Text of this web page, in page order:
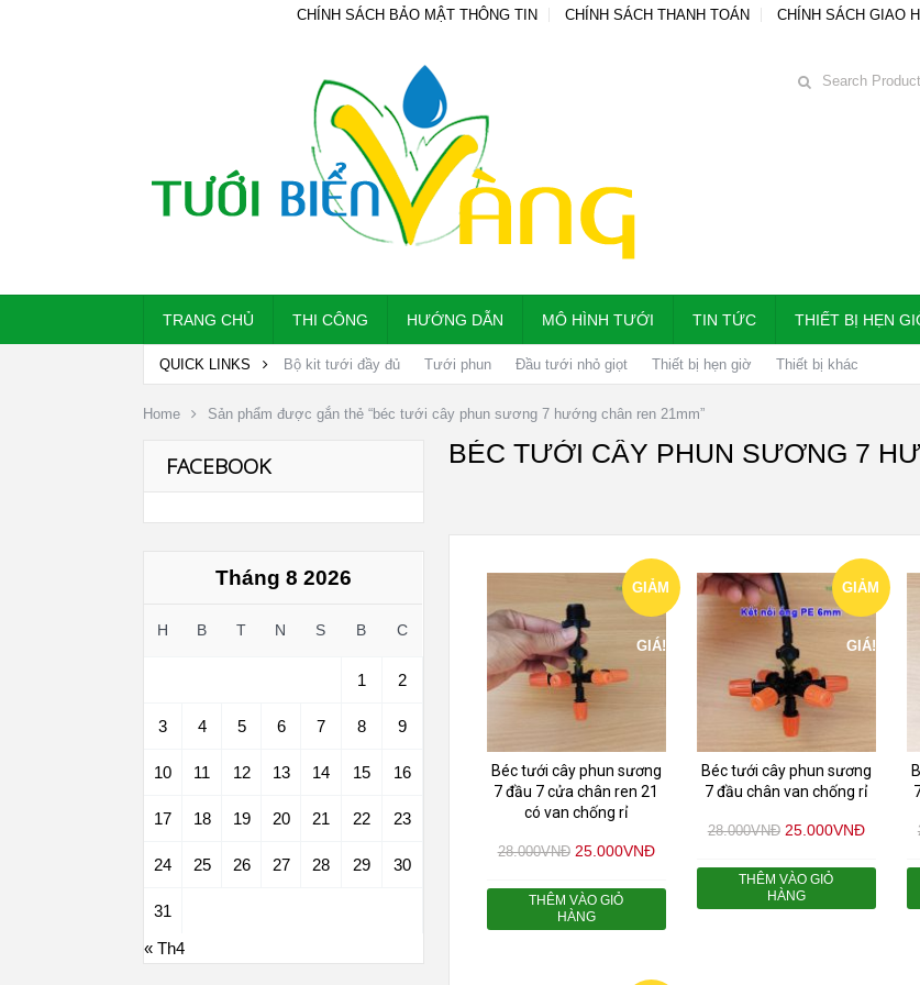
CHÍNH SÁCH BẢO MẬT THÔNG TIN CHÍNH SÁCH THANH TOÁN CHÍNH SÁCH GIAO
TRANG CHỦ THI CÔNG HƯỚNG DẪN MÔ HÌNH TƯỚI TIN TỨC THIẾT BỊ HẸN
QUICK LINKS Bộ kit tưới đầy đủ Tưới phun Đầu tưới nhỏ giọt Thiết bị hẹn giờ Thiết bị khác
Home Sản phẩm được gắn thẻ “béc tưới cây phun sương 7 hướng chân ren 21mm”
BÉC TƯỚI CÂY PHUN SƯƠNG 7
GIẢM
GIÁ!
Béc tưới cây phun sương
7 đầu 7 cửa chân ren 21
có van chống rỉ
28.000VNĐ 25.000VNĐ
THÊM VÀO GIỎ
HÀNG
GIẢM
GIÁ!
Béc tưới cây phun sương
7 đầu chân van chống rỉ
28.000VNĐ 25.000VNĐ
THÊM VÀO GIỎ
HÀNG
FACEBOOK
Tháng 8 2026
H B T N S B C
1 2
3 4 5 6 7 8 9
10 11 12 13 14 15 16
17 18 19 20 21 22 23
24 25 26 27 28 29 30
31
« Th4